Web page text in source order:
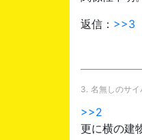
返信： >>3
3. 名無しのサイ
>>2
更に横の建